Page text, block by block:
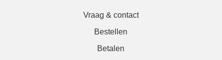
Vraag & contact
Bestellen
Betalen